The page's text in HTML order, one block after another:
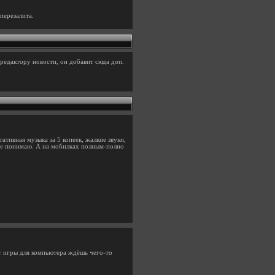
новости, он добавит сюда доп.
музыка за 5 копеек, жалкие звуки,
понимаю. А на мобилках полным-полно
игры для компьютера ждёшь чего-то